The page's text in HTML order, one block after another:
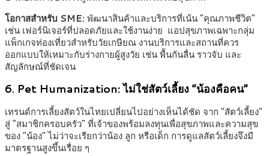
โอกาสสำหรับ SME: พัฒนาสินค้าและบริการที่เน้น “คุณภาพชีวิต”
เช่น เฟอร์นิเจอร์ที่ปลอดภัยและใช้งานง่าย แอปสุขภาพเฉพาะกลุ่ม
แพ็กเกจท่องเที่ยวสำหรับวัยเกษียณ งานบริการและสถานที่ควร
ออกแบบให้เหมาะกับร่างกายผู้สูงวัย เช่น พื้นกันลื่น ราวจับ และ
สัญลักษณ์ที่ชัดเจน
6. Pet Humanization: ไม่ใช่สัตว์เลี้ยง “น้องคือคน”
เทรนด์การเลี้ยงสัตว์ในไทยเปลี่ยนไปอย่างเห็นได้ชัด จาก “สัตว์เลี้ยง”
สู่ “สมาชิกครอบครัว” ที่เจ้าของพร้อมลงทุนเพื่อสุขภาพและความสุข
ของ “น้อง” ไม่ว่าจะเรียกว่าน้อง ลูก หรือเด็ก การดูแลสัตว์เลี้ยงจึงมี
มาตรฐานสูงขึ้นเรื่อย ๆ